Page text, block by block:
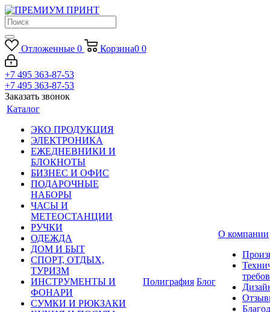
Отложенные 0 Корзина0 0
+7 495 363-87-53
+7 495 363-87-53
Заказать звонок
Каталог
ЭКО ПРОДУКЦИЯ
ЭЛЕКТРОНИКА
ЕЖЕДНЕВНИКИ И
БЛОКНОТЫ
БИЗНЕС И ОФИС
ПОДАРОЧНЫЕ
НАБОРЫ
ЧАСЫ И
МЕТЕОСТАНЦИИ
РУЧКИ
ОДЕЖДА
ДОМ И БЫТ
СПОРТ, ОТДЫХ,
ТУРИЗМ
ИНСТРУМЕНТЫ И
ФОНАРИ
СУМКИ И РЮКЗАКИ
Полиграфия Блог
О компании